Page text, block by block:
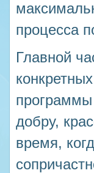
процесса
Главной
программы
добру,
время,